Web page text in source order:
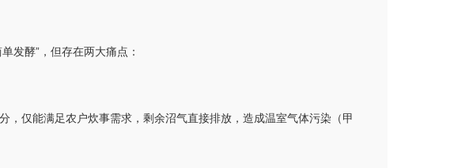
发酵”，但存在两大痛点：
，仅能满足农户炊事需求，剩余沼气直接排放，造成温室气体污染（甲